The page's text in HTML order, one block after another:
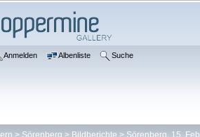
Anmelden Albenliste Suche
> Sörenberg > Bildberichte > Sörenberg, 15.